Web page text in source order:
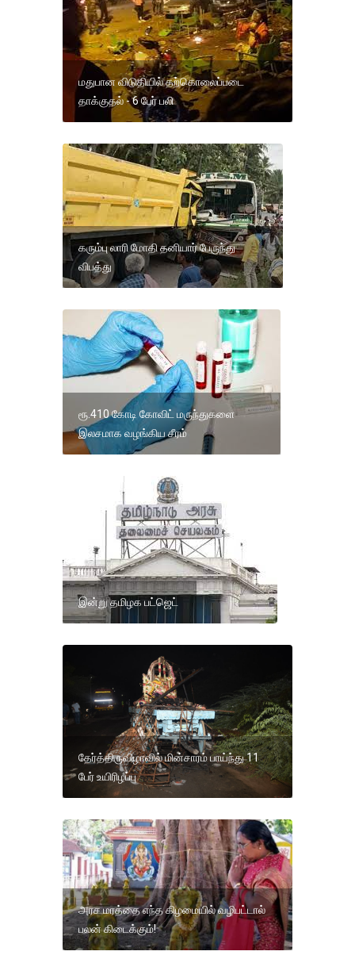
மதுபான விடுதியில் தற்கொலைப்படை
தாக்குதல் - 6 பேர் பலி
கரும்பு லாரி மோதி தனியார் பேருந்து
விபத்து
ரூ.410 கோடி கோவிட் மருந்துகளை
இலசமாக வழங்கிய சீரம்
இன்று தமிழக பட்ஜெட்
தேர்த்திருவிழாவில் மின்சாரம் பாய்ந்து 11
பேர் உயிரிழப்பு
அரச மரத்தை எந்த கிழமையில் வழிபட்டால்
பலன் கிடைக்கும்!